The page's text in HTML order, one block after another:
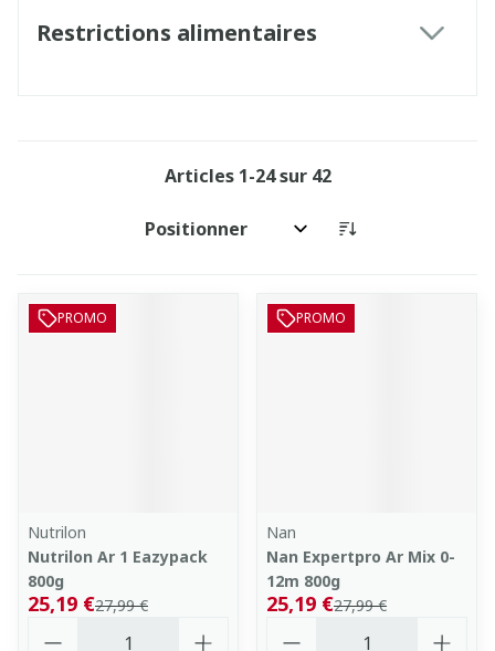
Restrictions alimentaires
Articles 1-24sur 42
Trier par:
PROMO
Nutrilon
Nutrilon Ar 1 Eazypack
800g
27,99 €
25,19 €
PROMO
Nan
Nan Expertpro Ar Mix 0-
12m 800g
27,99 €
25,19 €